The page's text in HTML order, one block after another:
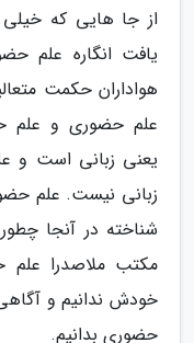
از جا هایی که
یافت انگاره علم
هواداران حکمت
علم حضوری و علم
یعنی زبانی است و
زبانی نیست. علم
شناخته در آنجا
مکتب ملاصدرا علم
خودش ندانیم و
حضوری بدانیم.